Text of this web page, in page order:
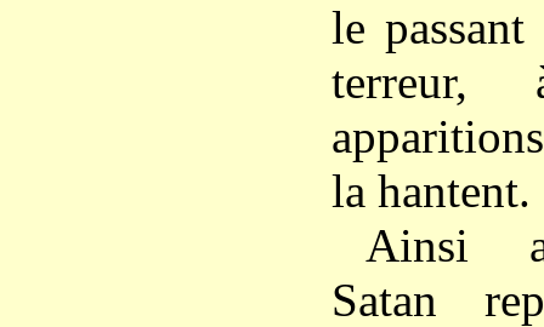
le passant
terreur,
la hantent.
Ainsi
Satan